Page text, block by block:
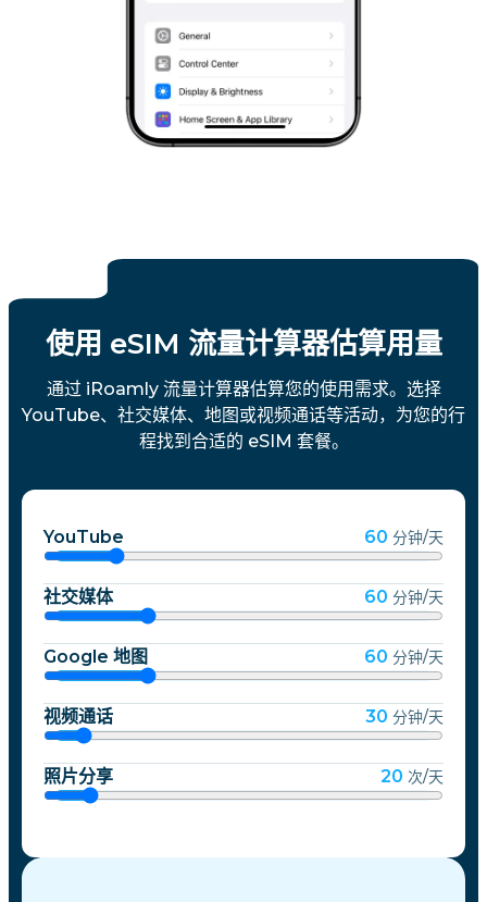
使用 eSIM 流量计算器估算用量
通过 iRoamly 流量计算器估算您的使用需求。选择
YouTube、社交媒体、地图或视频通话等活动，为您的行
程找到合适的 eSIM 套餐。
YouTube 60 分钟/天
社交媒体 60 分钟/天
Google 地图 60 分钟/天
视频通话 30 分钟/天
照片分享 20 次/天